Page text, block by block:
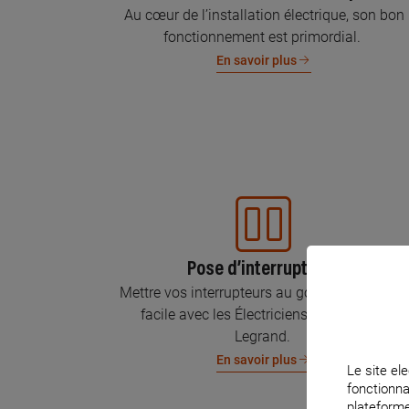
Au cœur de l’installation électrique, son bon
fonctionnement est primordial.
En savoir plus
Pose d’interrupteurs
Mettre vos interrupteurs au goût du jour, c’est
facile avec les Électriciens Certifiés par
Legrand.
En savoir plus
Le site